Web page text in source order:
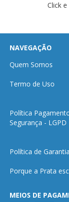
Click
NAVEGAÇÃO
Quem Somos
Termo de Uso
Política
Segurança - LGPD
Política de Garantia
Porque a Prata
MEIOS DE